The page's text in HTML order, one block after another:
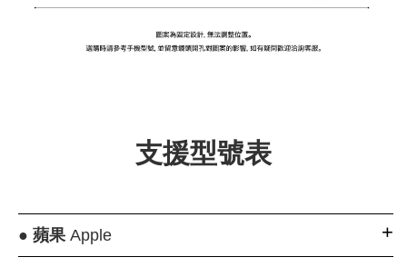
+NT$ 159
-
支援型號表
● 蘋果Apple